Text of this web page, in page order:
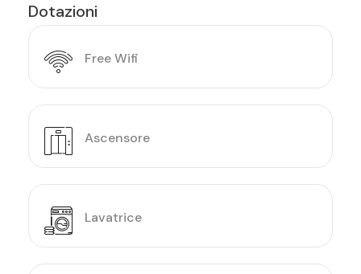
Dotazioni
Free Wifi
Ascensore
Lavatrice